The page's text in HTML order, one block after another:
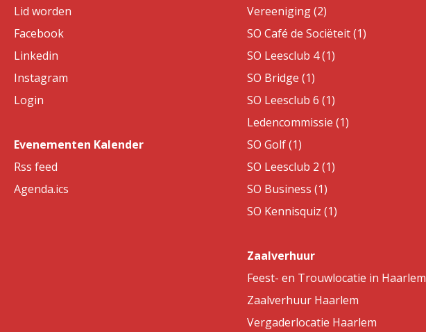
Lid worden
Facebook
Linkedin
Instagram
Login
Evenementen Kalender
Rss feed
Agenda.ics
Vereeniging (2)
SO Café de Sociëteit (1)
SO Leesclub 4 (1)
SO Bridge (1)
SO Leesclub 6 (1)
Ledencommissie (1)
SO Golf (1)
SO Leesclub 2 (1)
SO Business (1)
SO Kennisquiz (1)
Zaalverhuur
Feest- en Trouwlocatie in Haarlem
Zaalverhuur Haarlem
Vergaderlocatie Haarlem